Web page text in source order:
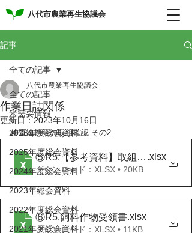
八代市農業再生協議会
記事
全ての記事
米需要情報
2026年度総会資料
2025年度総会資料
2024年度総会資料
2023年総会資料
2022年度総会資料
2021年度総会資料
全ての記事
作業日誌関係
八代市農業再生協議会
更新日：2023年10月16日
耕畜連携等の取組確認 その2
⑤R5.【参考資料】取組確認について
.xlsx
ダウンロード：XLSX • 20KB
⑥R5.飼料作物受領書.xlsx
ダウンロード：XLSX • 11KB